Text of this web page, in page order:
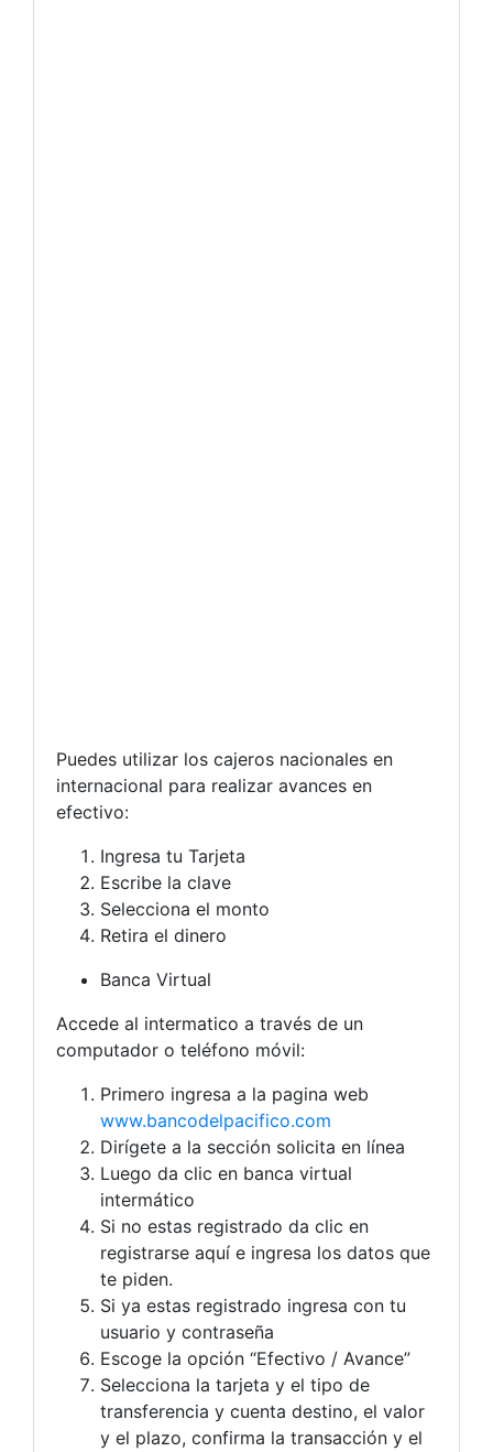
Puedes utilizar los cajeros nacionales en
internacional para realizar avances en
efectivo:
Ingresa tu Tarjeta
Escribe la clave
Selecciona el monto
Retira el dinero
Banca Virtual
Accede al intermatico a través de un
computador o teléfono móvil:
Primero ingresa a la pagina web
www.bancodelpacifico.com
Dirígete a la sección solicita en línea
Luego da clic en banca virtual
intermático
Si no estas registrado da clic en
registrarse aquí e ingresa los datos que
te piden.
Si ya estas registrado ingresa con tu
usuario y contraseña
Escoge la opción “Efectivo / Avance”
Selecciona la tarjeta y el tipo de
transferencia y cuenta destino, el valor
y el plazo, confirma la transacción y el